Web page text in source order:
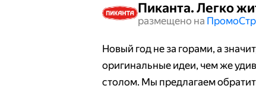
Пиканта. Легко
размещено на
​​Новый год не за горами, а
оригинальные идеи, чем же
столом. Мы предлагаем